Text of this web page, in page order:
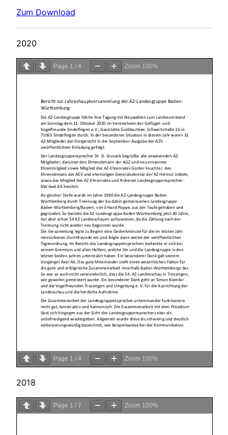
Zum Download
2020
Page 1 / 4 Zoom 100%
Page 1 / 4 Zoom 100%
2018
Page 1 / 7 Zoom 100%